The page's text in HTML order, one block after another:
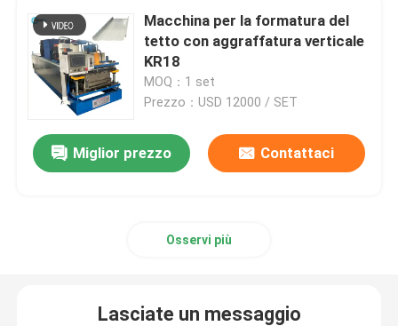
rotolo su ordinazione che forma macchina
Attrezzatura accessoria
Macchina per la formatura del
tetto con aggraffatura verticale
KR18
MOQ：1 set
Prezzo：USD 12000 / SET
Miglior prezzo Contattaci
Osservi più
Lasciate un messaggio